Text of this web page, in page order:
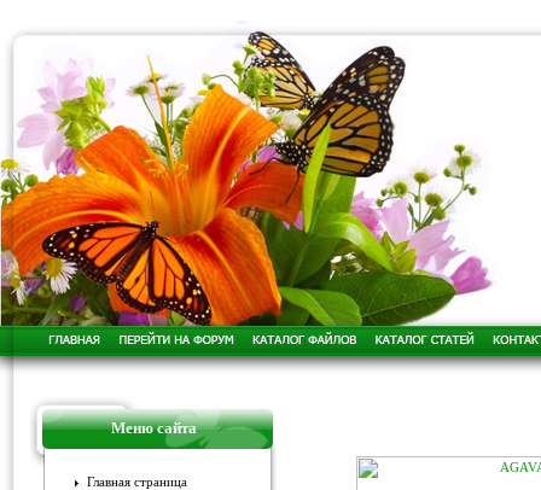
Меню сайта
Главная страница